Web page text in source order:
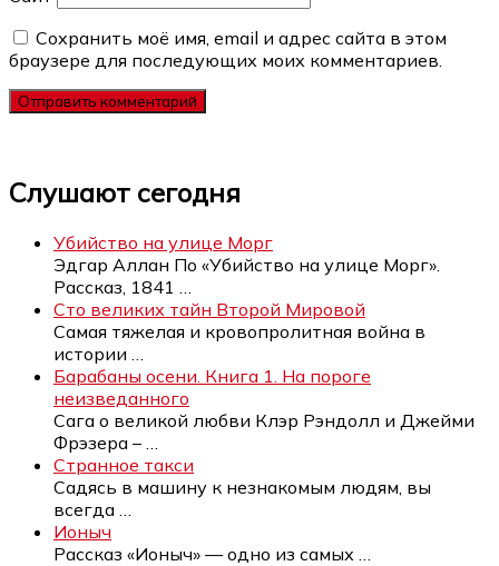
Сохранить моё имя, email и адрес сайта в этом
браузере для последующих моих комментариев.
Слушают сегодня
Убийство на улице Морг
Эдгар Аллан По «Убийство на улице Морг».
Рассказ, 1841
Сто великих тайн Второй Мировой
Самая тяжелая и кровопролитная война в
истории
Барабаны осени. Книга 1. На пороге
неизведанного
Сага о великой любви Клэр Рэндолл и Джейми
Фрэзера –
Странное такси
Садясь в машину к незнакомым людям, вы
всегда
Ионыч
Рассказ «Ионыч» — одно из самых